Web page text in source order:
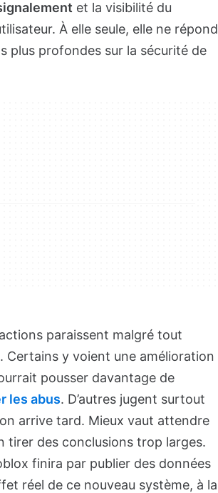
et la visibilité du
À elle seule, elle ne répond
plus profondes sur la sécurité de
paraissent malgré tout
Certains y voient une amélioration
pousser davantage de
les abus. D’autres jugent surtout
arrive tard. Mieux vaut attendre
tirer des conclusions trop larges.
finira par publier des données
réel de ce nouveau système, à la